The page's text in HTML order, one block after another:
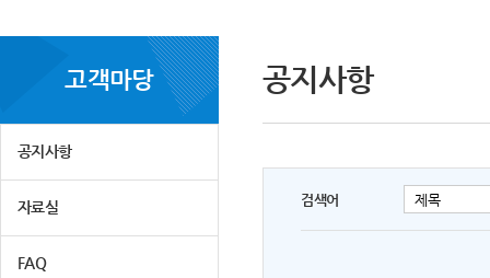
고객마당
공지사항
자료실
FAQ
공지사항
검색어